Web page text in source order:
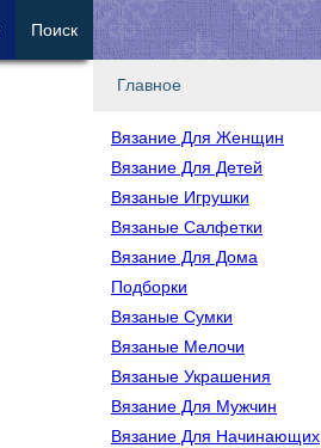
Главное
Вязание Для Женщин
Вязание Для Детей
Вязаные Игрушки
Вязаные Салфетки
Вязание Для Дома
Подборки
Вязаные Сумки
Вязаные Мелочи
Вязаные Украшения
Вязание Для Мужчин
Вязание Для Начинающих
Поиск